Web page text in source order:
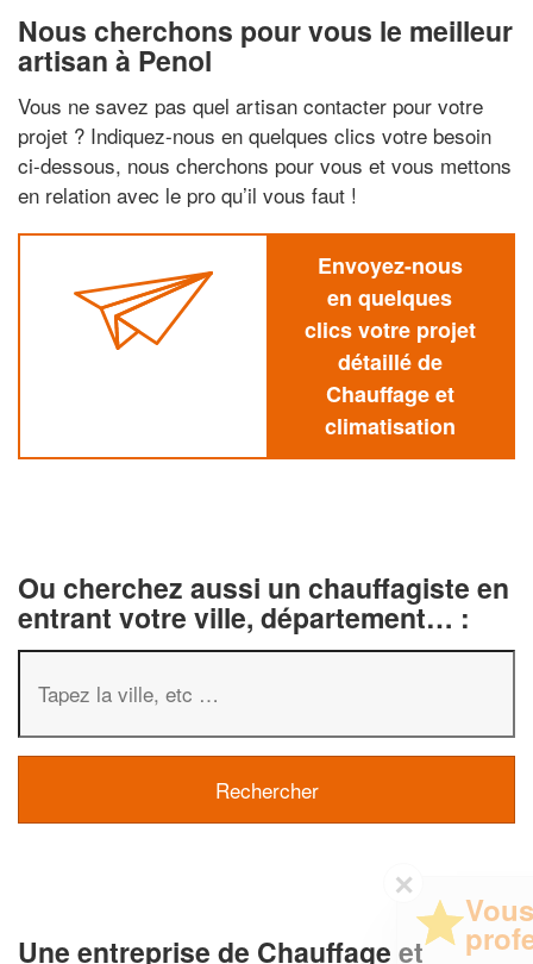
Nous cherchons pour vous le meilleur
artisan à Penol
Vous ne savez pas quel artisan contacter pour votre
projet ? Indiquez-nous en quelques clics votre besoin
ci-dessous, nous cherchons pour vous et vous mettons
en relation avec le pro qu’il vous faut !
Envoyez-nous
en quelques
clics votre projet
détaillé de
Chauffage et
climatisation
Ou cherchez aussi un chauffagiste en
entrant votre ville, département… :
Une entreprise de Chauffage et
professionnel ?